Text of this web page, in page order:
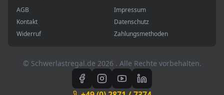
AGB
Impressum
Kontakt
Datenschutz
Widerruf
Zahlungsmethoden
© Schwerlastregal.de 2026 . Alle Rechte vorbehalten.